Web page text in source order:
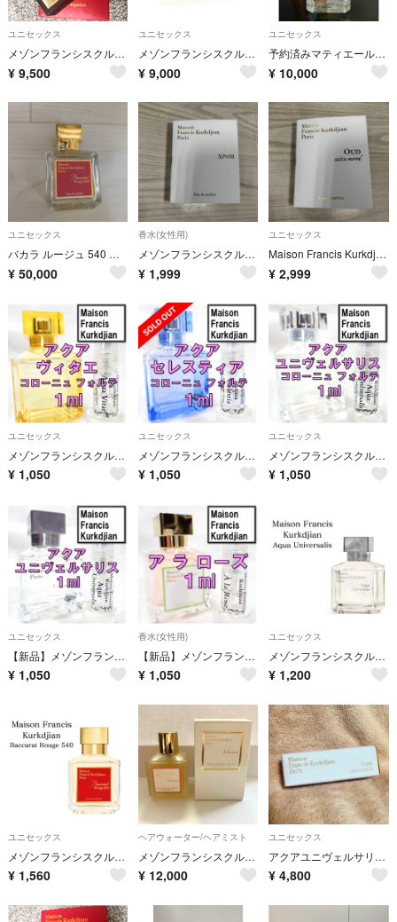
ユニセックス
メゾンフランシスクルジャン バカラルージュ540 70ml Ds727
¥ 9,500
ユニセックス
メゾンフランシスクルジャン バカラルージュ70ml Ds727
¥ 9,000
ユニセックス
予約済みマティエールプルミエールMATIERE PREMIERE コローニュせドラ 50ml
¥ 10,000
ユニセックス
バカラ ルージュ 540 オードパルファム
¥ 50,000
香水(女性用)
メゾンフランシスクルジャン Maison Francis Kurkdjian
¥ 1,999
ユニセックス
Maison Francis Kurkdjian ウードサテンムード クルジャン
¥ 2,999
ユニセックス
メゾンフランシスクルジャン アクア ヴィタエ コローニュフォルテ 1ml 香水
¥ 1,050
ユニセックス
メゾンフランシスクルジャン アクア セレスティア コローニュフォルテ 1ml
¥ 1,050
ユニセックス
メゾンフランシスクルジャン アクア ユニヴェルサリス コローニュフォルテ 1ml
¥ 1,050
ユニセックス
【新品】メゾンフランシスクルジャン アクア ユニヴェルサリス 1ml 香水
¥ 1,050
香水(女性用)
【新品】メゾンフランシスクルジャン ア ラ ローズ 1ml 香水 お試し
¥ 1,050
ユニセックス
メゾンフランシスクルジャン アクアユニヴェルサリス ミニ香水 サンプル お試し
¥ 1,200
ユニセックス
メゾンフランシスクルジャン バカラルージュ540 お試し ミニ香水 アトマイザー
¥ 1,560
ヘアウォーター/ヘアミスト
メゾンフランシスクルジャン アラローズ センティッド ヘアミスト 70ml
¥ 12,000
ユニセックス
アクアユニヴェルサリス オードトワレ
¥ 4,800